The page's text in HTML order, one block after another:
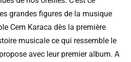
grandes figures de la musique
Cem Karaca dès la première
musicale ce qui ressemble le
avec leur premier album. A